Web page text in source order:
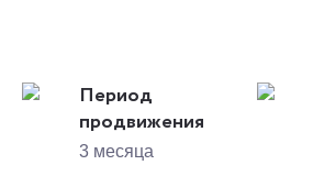
Период
продвижения
3 месяца